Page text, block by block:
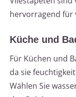
hervorragend für
Küche und
Für Küchen und
da sie
Wählen Sie